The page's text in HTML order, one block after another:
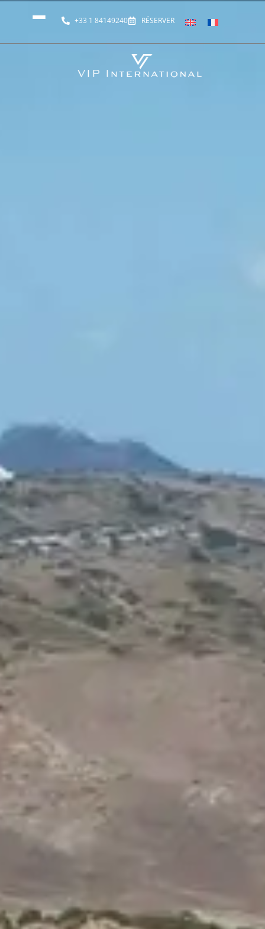
+33 1 84149240 RÉSERVER